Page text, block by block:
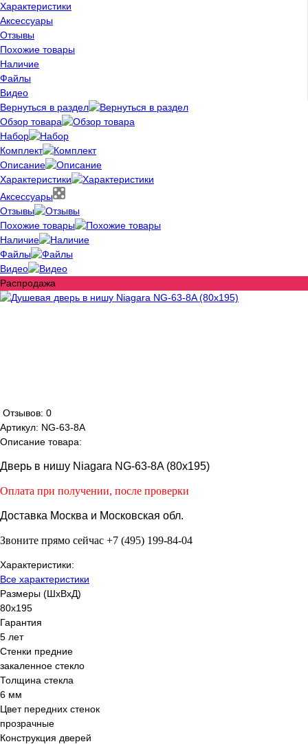
Характеристики
Аксессуары
Отзывы
Похожие товары
Наличие
Файлы
Видео
Вернуться в раздел
Обзор товара
Набор
Комплект
Описание
Характеристики
Аксессуары
Отзывы
Похожие товары
Наличие
Файлы
Видео
Распродажа
Отзывов: 0
Артикул: NG-63-8A
Описание товара:
Дверь в нишу Niagara NG-63-8A (80х195)
Оплата при получении, после проверки
Доставка Москва и Московская обл.
Звоните прямо сейчас +7 (495) 199-84-04
Характеристики:
Все характеристики
Размеры (ШхВхД)
80x195
Гарантия
5 лет
Стенки предние
закаленное стекло
Толщина стекла
6 мм
Цвет передних стенок
прозрачные
Конструкция дверей